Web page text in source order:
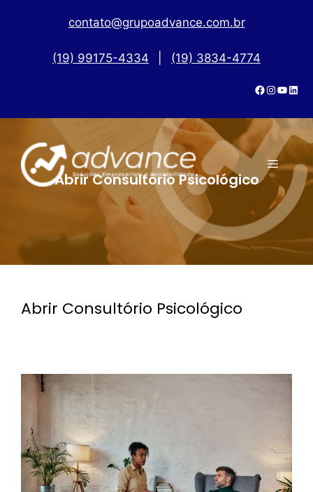
contato@grupoadvance.com.br
(19) 99175-4334 (19) 3834-4774
Abrir Consultório Psicológico
Abrir Consultório Psicológico